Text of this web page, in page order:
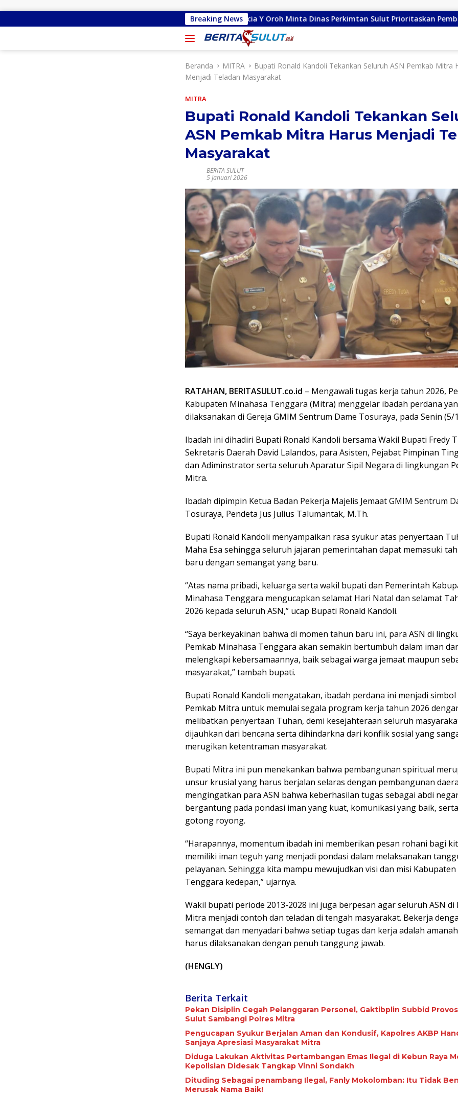
Breaking News
Malu Bertemu Konstiuen, Gracia Y Oroh Minta Dinas Perkimtan Sulut Prioritaskan Pembangunan Akses
Beranda MITRA
Bupati Ronald Kandoli Tekankan Seluruh ASN Pemkab Mitra
Menjadi Teladan Masyarakat
MITRA
Bupati Ronald Kandoli Tekankan
ASN Pemkab Mitra Harus Menjadi
Masyarakat
BERITA SULUT
5 Januari 2026
RATAHAN, BERITASULUT.co.id – Mengawali tugas kerja tahun 2026,
Kabupaten Minahasa Tenggara (Mitra) menggelar ibadah perdana
dilaksanakan di Gereja GMIM Sentrum Dame Tosuraya, pada Senin (5/
Ibadah ini dihadiri Bupati Ronald Kandoli bersama Wakil Bupati Fredy
Sekretaris Daerah David Lalandos, para Asisten, Pejabat Pimpinan
dan Adiminstrator serta seluruh Aparatur Sipil Negara di lingkungan
Mitra.
Ibadah dipimpin Ketua Badan Pekerja Majelis Jemaat GMIM Sentrum
Tosuraya, Pendeta Jus Julius Talumantak, M.Th.
Bupati Ronald Kandoli menyampaikan rasa syukur atas penyertaan
Maha Esa sehingga seluruh jajaran pemerintahan dapat memasuki
baru dengan semangat yang baru.
“Atas nama pribadi, keluarga serta wakil bupati dan Pemerintah
Minahasa Tenggara mengucapkan selamat Hari Natal dan selamat
2026 kepada seluruh ASN,” ucap Bupati Ronald Kandoli.
“Saya berkeyakinan bahwa di momen tahun baru ini, para ASN di
Pemkab Minahasa Tenggara akan semakin bertumbuh dalam iman
melengkapi kebersamaannya, baik sebagai warga jemaat maupun
masyarakat,” tambah bupati.
Bupati Ronald Kandoli mengatakan, ibadah perdana ini menjadi
Pemkab Mitra untuk memulai segala program kerja tahun 2026
melibatkan penyertaan Tuhan, demi kesejahteraan seluruh
dijauhkan dari bencana serta dihindarkna dari konflik sosial yang
merugikan ketentraman masyarakat.
Bupati Mitra ini pun menekankan bahwa pembangunan spiritual
unsur krusial yang harus berjalan selaras dengan pembangunan
mengingatkan para ASN bahwa keberhasilan tugas sebagai abdi
bergantung pada pondasi iman yang kuat, komunikasi yang baik,
gotong royong.
“Harapannya, momentum ibadah ini memberikan pesan rohani bagi
memiliki iman teguh yang menjadi pondasi dalam melaksanakan
pelayanan. Sehingga kita mampu mewujudkan visi dan misi
Tenggara kedepan,” ujarnya.
Wakil bupati periode 2013-2028 ini juga berpesan agar seluruh ASN di
Mitra menjadi contoh dan teladan di tengah masyarakat. Bekerja
semangat dan menyadari bahwa setiap tugas dan kerja adalah
harus dilaksanakan dengan penuh tanggung jawab.
(HENGLY)
Berita Terkait
Pekan Disiplin Cegah Pelanggaran Personel, Gaktibplin Subbid
Sulut Sambangi ‎Polres Mitra
Pengucapan Syukur Berjalan Aman dan Kondusif, Kapolres AKBP
Sanjaya Apresiasi Masyarakat Mitra
Diduga Lakukan Aktivitas Pertambangan Emas Ilegal di Kebun Raya
Kepolisian Didesak Tangkap Vinni Sondakh
Dituding Sebagai penambang Ilegal, Fanly Mokolomban: Itu Tidak
Merusak Nama Baik!